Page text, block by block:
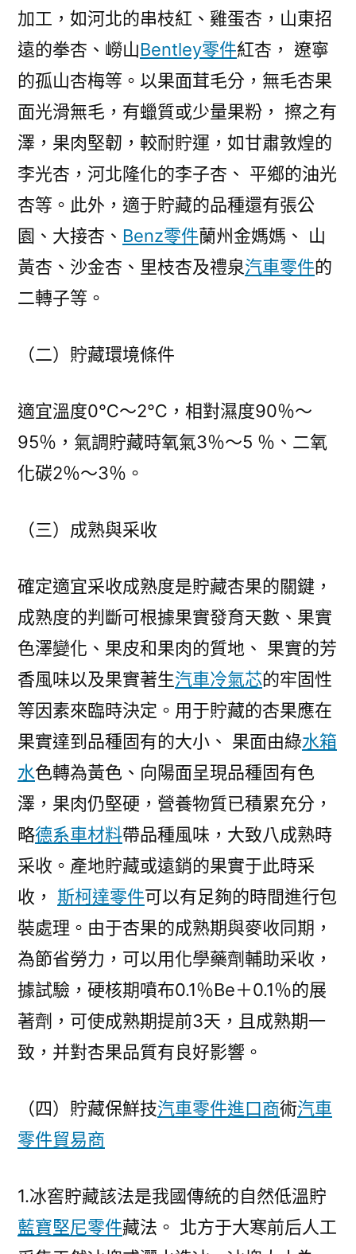
發
門
戶
網
－
國
家
展
門
戶〉
加工，如河北的串枝紅、雞蛋杏，山東招
遠的拳杏、嶗山Bentley零件紅杏， 遼寧
的孤山杏梅等。以果面茸毛分，無毛杏果
面光滑無毛，有蠟質或少量果粉， 擦之有
澤，果肉堅韌，較耐貯運，如甘肅敦煌的
李光杏，河北隆化的李子杏、 平鄉的油光
杏等。此外，適于貯藏的品種還有張公
園、大接杏、 Benz零件蘭州金媽媽、 山
黃杏、沙金杏、里枝杏及禮泉汽車零件的
二轉子等。
（二）貯藏環境條件
適宜溫度0℃～2℃，相對濕度90％～
95％，氣調貯藏時氧氣3％～5 ％、二氧
化碳2％～3％。
（三）成熟與采收
確定適宜采收成熟度是貯藏杏果的關鍵，
成熟度的判斷可根據果實發育天數、果實
色澤變化、果皮和果肉的質地、 果實的芳
香風味以及果實著生汽車冷氣芯的牢固性
等因素來臨時決定。用于貯藏的杏果應在
果實達到品種固有的大小、 果面由綠水箱
水色轉為黃色、向陽面呈現品種固有色
澤，果肉仍堅硬，營養物質已積累充分，
略德系車材料帶品種風味，大致八成熟時
采收。產地貯藏或遠銷的果實于此時采
收， 斯柯達零件可以有足夠的時間進行包
裝處理。由于杏果的成熟期與麥收同期，
為節省勞力，可以用化學藥劑輔助采收，
據試驗，硬核期噴布0.1％Be＋0.1％的展
著劑，可使成熟期提前3天，且成熟期一
致，并對杏果品質有良好影響。
（四）貯藏保鮮技汽車零件進口商術汽車
零件貿易商
1.冰窖貯藏該法是我國傳統的自然低溫貯
藍寶堅尼零件藏法。 北方于大寒前后人工